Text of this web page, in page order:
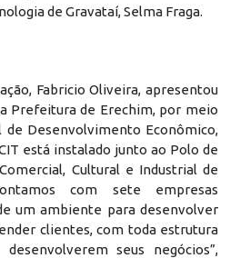
de Gravataí, Selma Fraga.
Fabricio Oliveira, apresentou
Prefeitura de Erechim, por meio
de Desenvolvimento Econômico,
está instalado junto ao Polo de
Cultural e Industrial de
com sete empresas
um ambiente para desenvolver
clientes, com toda estrutura
seus negócios”,